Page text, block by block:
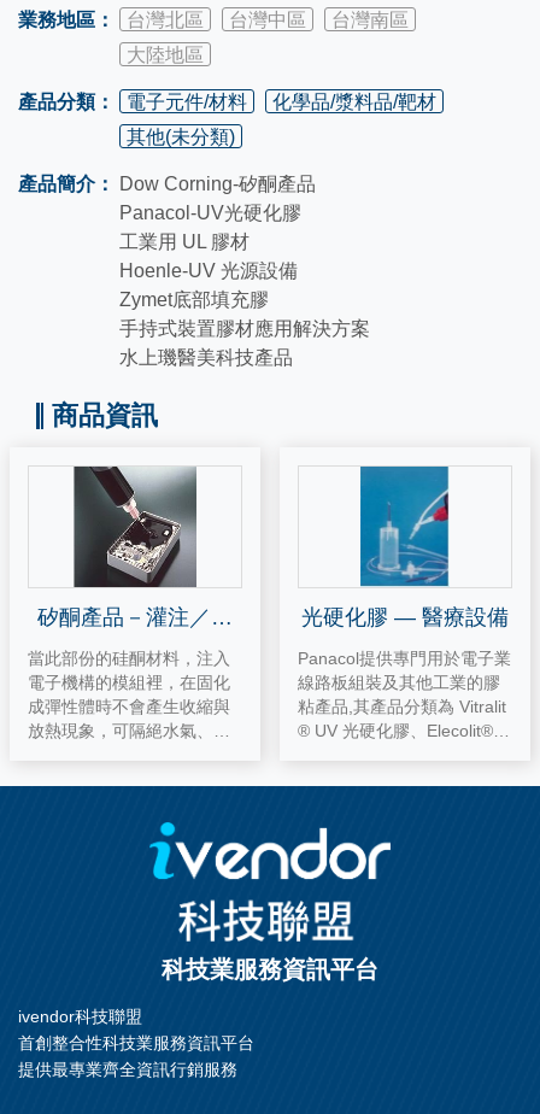
業務地區： 台灣北區 台灣中區
台灣南區
大陸地區
產品分類： 電子元件/材料
化學品/漿料品/靶材
其他(未分類)
產品簡介：
Dow Corning-矽酮產品
Panacol-UV光硬化膠
工業用 UL 膠材
Hoenle-UV 光源設備
Zymet底部填充膠
手持式裝置膠材應用解決方案
水上璣醫美科技產品
商品資訊
矽酮產品－灌注／封
當此部份的硅酮材料，注入
電子機構的模組裡，在固化
成彈性體時不會產生收縮與
放熱現象，可隔絕水氣、灰
太陽能電池 轉換線圈 變壓器
通訊元件 高壓端子鑄件
光硬化膠 — 醫療設備
Panacol提供專門用於電子業
線路板組裝及其他工業的膠
粘產品,其產品分類為 Vitralit
® UV 光硬化膠、Elecolit®
Cyanolit® 瞬間接著劑、Cer
astil® 超高溫陶瓷接著劑。P
anacol 特別緻力推廣 Vitralit
® UV 光硬化膠於特殊工業
上。 應用於： Electric電機/
電子產業 PCB 電子線路板組
裝 LCD 液晶顯示器模組 Opti
科技業服務資訊平台
ivendor科技聯盟
首創整合性科技業服務資訊平台
提供最專業齊全資訊行銷服務